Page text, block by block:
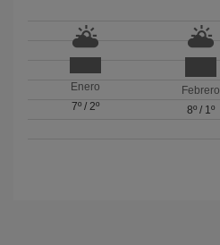
Enero
7º/ 2º
Febrero
8º/ 1º